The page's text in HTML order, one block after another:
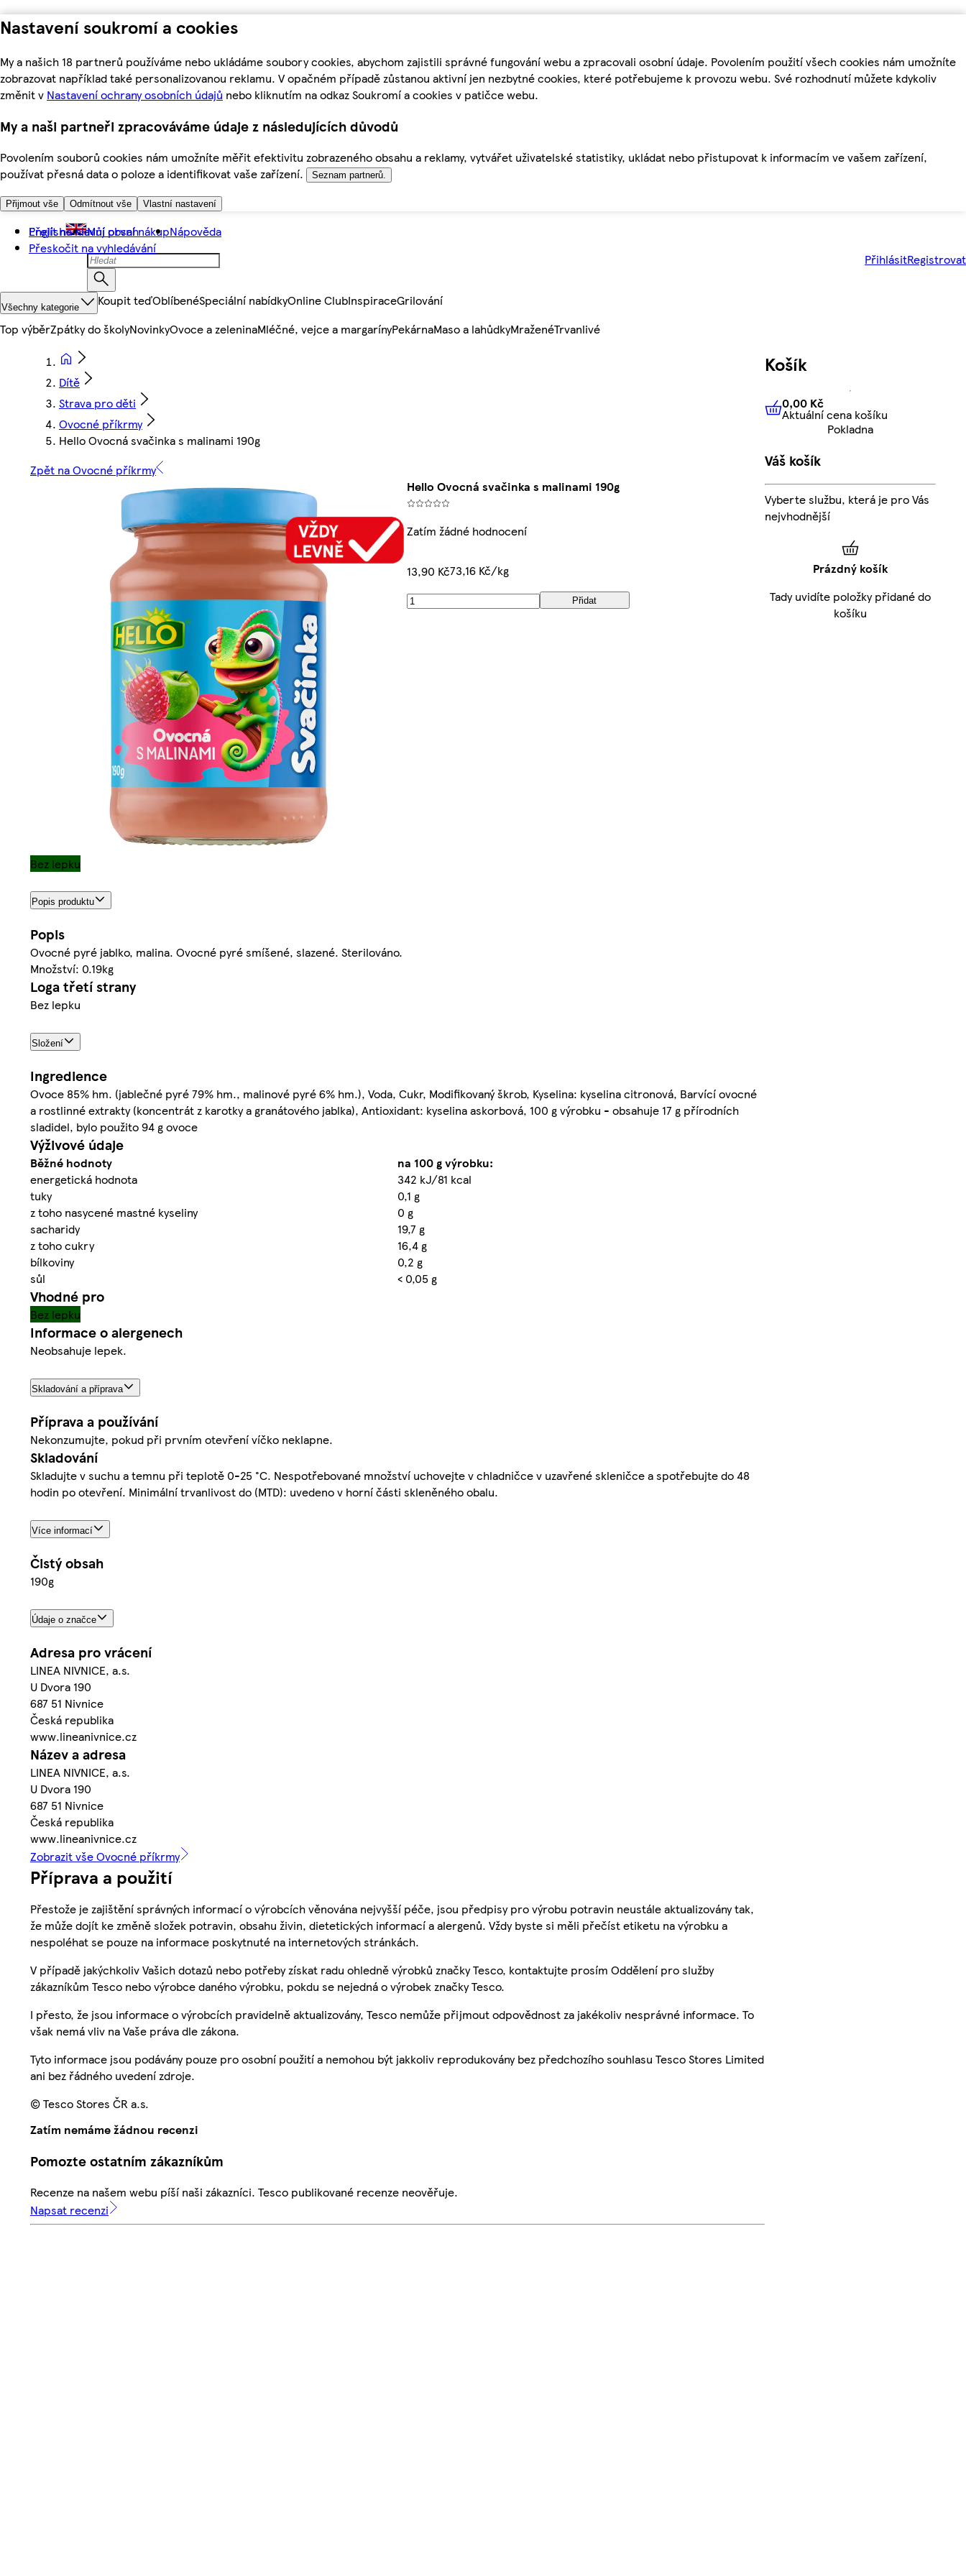
Nastavení soukromí a cookies
My a našich 18 partnerů používáme nebo ukládáme soubory cookies, abychom zajistili správné fungování webu a zpracovali osobní údaje. Povolením použití všech cookies nám umožníte
zobrazovat například také personalizovanou reklamu. V opačném případě zůstanou aktivní jen nezbytné cookies, které potřebujeme k provozu webu. Své rozhodnutí můžete kdykoliv
změnit v Nastavení ochrany osobních údajů nebo kliknutím na odkaz Soukromí a cookies v patičce webu.
My a naši partneři zpracováváme údaje z následujících důvodů
Povolením souborů cookies nám umožníte měřit efektivitu zobrazeného obsahu a reklamy, vytvářet uživatelské statistiky, ukládat nebo přistupovat k informacím ve vašem zařízení,
používat přesná data o poloze a identifikovat vaše zařízení.
Seznam partnerů.
Přijmout vše Odmítnout vše Vlastní nastavení
Přejít na hlavní obsah
Přeskočit na vyhledávání
English Můj první nákupNápověda
PřihlásitRegistrovat
Všechny kategorie Koupit teďOblíbenéSpeciální nabídkyOnline ClubInspiraceGrilování
Top výběrZpátky do školyNovinkyOvoce a zeleninaMléčné, vejce a margarínyPekárnaMaso a lahůdkyMraženéTrvanlivé
Dítě
Strava pro děti
Ovocné příkrmy
Hello Ovocná svačinka s malinami 190g
Zpět na Ovocné příkrmy
Hello Ovocná svačinka s malinami 190g
Zatím žádné hodnocení
13,90 Kč73,16 Kč/kg
Přidat
Bez lepku
Popis produktu
Popis
Ovocné pyré jablko, malina. Ovocné pyré smíšené, slazené. Sterilováno.
Množství: 0.19kg
Loga třetí strany
Bez lepku
Složení
Ingredience
Ovoce 85% hm. (jablečné pyré 79% hm., malinové pyré 6% hm.), Voda, Cukr, Modifikovaný škrob, Kyselina: kyselina citronová, Barvící ovocné
a rostlinné extrakty (koncentrát z karotky a granátového jablka), Antioxidant: kyselina askorbová, 100 g výrobku - obsahuje 17 g přírodních
sladidel, bylo použito 94 g ovoce
Výživové údaje
Běžné hodnoty
na 100 g výrobku:
energetická hodnota
342 kJ/81 kcal
tuky
0,1 g
z toho nasycené mastné kyseliny
0 g
sacharidy
19,7 g
z toho cukry
16,4 g
bílkoviny
0,2 g
sůl
< 0,05 g
Vhodné pro
Bez lepku
Informace o alergenech
Neobsahuje lepek.
Skladování a příprava
Příprava a používání
Nekonzumujte, pokud při prvním otevření víčko neklapne.
Skladování
Skladujte v suchu a temnu při teplotě 0-25 °C. Nespotřebované množství uchovejte v chladničce v uzavřené skleničce a spotřebujte do 48
hodin po otevření. Minimální trvanlivost do (MTD): uvedeno v horní části skleněného obalu.
Více informací
Čistý obsah
190g
Údaje o značce
Adresa pro vrácení
LINEA NIVNICE, a.s.
U Dvora 190
687 51 Nivnice
Česká republika
www.lineanivnice.cz
Název a adresa
LINEA NIVNICE, a.s.
U Dvora 190
687 51 Nivnice
Česká republika
www.lineanivnice.cz
Zobrazit vše Ovocné příkrmy
Příprava a použití
Přestože je zajištění správných informací o výrobcích věnována nejvyšší péče, jsou předpisy pro výrobu potravin neustále aktualizovány tak,
že může dojít ke změně složek potravin, obsahu živin, dietetických informací a alergenů. Vždy byste si měli přečíst etiketu na výrobku a
nespoléhat se pouze na informace poskytnuté na internetových stránkách.
V případě jakýchkoliv Vašich dotazů nebo potřeby získat radu ohledně výrobků značky Tesco, kontaktujte prosím Oddělení pro služby
zákazníkům Tesco nebo výrobce daného výrobku, pokdu se nejedná o výrobek značky Tesco.
I přesto, že jsou informace o výrobcích pravidelně aktualizovány, Tesco nemůže přijmout odpovědnost za jakékoliv nesprávné informace. To
však nemá vliv na Vaše práva dle zákona.
Tyto informace jsou podávány pouze pro osobní použití a nemohou být jakkoliv reprodukovány bez předchozího souhlasu Tesco Stores Limited
ani bez řádného uvedení zdroje.
© Tesco Stores ČR a.s.
Zatím nemáme žádnou recenzi
Pomozte ostatním zákazníkům
Recenze na našem webu píší naši zákazníci. Tesco publikované recenze neověřuje.
Napsat recenzi
Košík
0,00 KčAktuální cena košíku
0,00 Kč
Aktuální cena košíku
Pokladna
Váš košík
Vyberte službu, která je pro Vás
nejvhodnější
Prázdný košík
Tady uvidíte položky přidané do
košíku